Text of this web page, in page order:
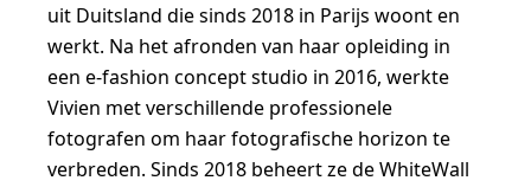
uit Duitsland die sinds 2018 in Parijs woont en
werkt. Na het afronden van haar opleiding in
een e-fashion concept studio in 2016, werkte
Vivien met verschillende professionele
fotografen om haar fotografische horizon te
verbreden. Sinds 2018 beheert ze de WhiteWall